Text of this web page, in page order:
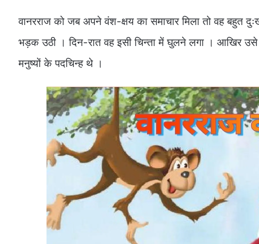
वानरराज को जब अपने वंश-क्षय का समाचार मिला तो वह
भड़क उठी । दिन-रात वह इसी चिन्ता में घुलने लगा । आखिर उसे
मनुष्यों के पदचिन्ह थे ।